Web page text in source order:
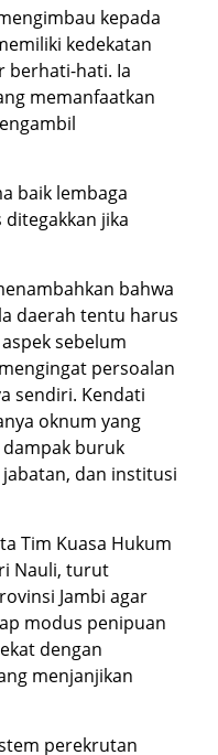
kepada
kedekatan
berhati-hati. Ia
memanfaatkan
baik lembaga
jika
bahwa
daerah tentu harus
sebelum
persoalan
sendiri. Kendati
oknum yang
buruk
dan institusi
Tim Kuasa Hukum
Nauli, turut
Jambi agar
modus penipuan
dengan
menjanjikan
perekrutan